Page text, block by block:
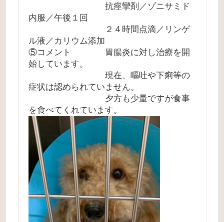
抗痙攣剤／ゾニサミド
内服／午後１回
２４時間点滴／リンゲ
ル液／カリウム添加
⑤コメント 胃腸炎に対し治療を開
始しています。
現在、嘔吐や下痢等の
症状は認められていません。
夕方も少量ですが食事
を食べてくれています。